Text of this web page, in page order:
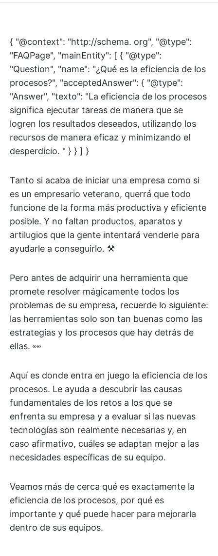
{ "@context": "http://schema. org", "@type":
"FAQPage", "mainEntity": [ { "@type":
"Question", "name": "¿Qué es la eficiencia de los
procesos?", "acceptedAnswer": { "@type":
"Answer", "texto": "La eficiencia de los procesos
significa ejecutar tareas de manera que se
logren los resultados deseados, utilizando los
recursos de manera eficaz y minimizando el
desperdicio. " } } ] }
Tanto si acaba de iniciar una empresa como si
es un empresario veterano, querrá que todo
funcione de la forma más productiva y eficiente
posible. Y no faltan productos, aparatos y
artilugios que la gente intentará venderle para
ayudarle a conseguirlo. ⚒️
Pero antes de adquirir una herramienta que
promete resolver mágicamente todos los
problemas de su empresa, recuerde lo siguiente:
las herramientas solo son tan buenas como las
estrategias y los procesos que hay detrás de
ellas. 👀
Aquí es donde entra en juego la eficiencia de los
procesos. Le ayuda a descubrir las causas
fundamentales de los retos a los que se
enfrenta su empresa y a evaluar si las nuevas
tecnologías son realmente necesarias y, en
caso afirmativo, cuáles se adaptan mejor a las
necesidades específicas de su equipo.
Veamos más de cerca qué es exactamente la
eficiencia de los procesos, por qué es
importante y qué puede hacer para mejorarla
dentro de sus equipos.